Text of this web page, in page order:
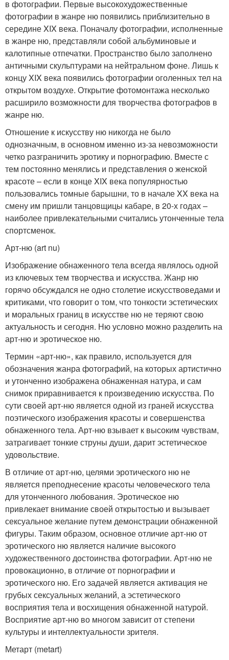
в фотографии. Первые высокохудожественные
фотографии в жанре ню появились приблизительно в
середине XIX века. Поначалу фотографии, исполненные
в жанре ню, представляли собой альбуминовые и
калотипные отпечатки. Пространство было заполнено
античными скульптурами на нейтральном фоне. Лишь к
концу XIX века появились фотографии оголенных тел на
открытом воздухе. Открытие фотомонтажа несколько
расширило возможности для творчества фотографов в
жанре ню.
Отношение к искусству ню никогда не было
однозначным, в основном именно из-за невозможности
четко разграничить эротику и порнографию. Вместе с
тем постоянно менялись и представления о женской
красоте – если в конце XIX века популярностью
пользовались томные барышни, то в начале XX века на
смену им пришли танцовщицы кабаре, в 20-х годах –
наиболее привлекательными считались утонченные тела
спортсменок.
Арт-ню (art nu)
Изображение обнаженного тела всегда являлось одной
из ключевых тем творчества и искусства. Жанр ню
горячо обсуждался не одно столетие искусствоведами и
критиками, что говорит о том, что тонкости эстетических
и моральных границ в искусстве ню не теряют свою
актуальность и сегодня. Ню условно можно разделить на
арт-ню и эротическое ню.
Термин «арт-ню», как правило, используется для
обозначения жанра фотографий, на которых артистично
и утонченно изображена обнаженная натура, и сам
снимок приравнивается к произведению искусства. По
сути своей арт-ню является одной из граней искусства
поэтического изображения красоты и совершенства
обнаженного тела. Арт-ню взывает к высоким чувствам,
затрагивает тонкие струны души, дарит эстетическое
удовольствие.
В отличие от арт-ню, целями эротического ню не
является преподнесение красоты человеческого тела
для утонченного любования. Эротическое ню
привлекает внимание своей открытостью и вызывает
сексуальное желание путем демонстрации обнаженной
фигуры. Таким образом, основное отличие арт-ню от
эротического ню является наличие высокого
художественного достоинства фотографии. Арт-ню не
провокационно, в отличие от порнографии и
эротического ню. Его задачей является активация не
грубых сексуальных желаний, а эстетического
восприятия тела и восхищения обнаженной натурой.
Восприятие арт-ню во многом зависит от степени
культуры и интеллектуальности зрителя.
Метарт (metart)